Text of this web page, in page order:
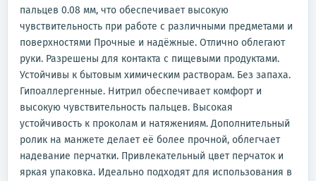
пальцев 0.08 мм, что обеспечивает высокую
чувствительность при работе с различными предметами и
поверхностями Прочные и надёжные. Отлично облегают
руки. Разрешены для контакта с пищевыми продуктами.
Устойчивы к бытовым химическим растворам. Без запаха.
Гипоаллергенные. Нитрил обеспечивает комфорт и
высокую чувствительность пальцев. Высокая
устойчивость к проколам и натяжениям. Дополнительный
ролик на манжете делает её более прочной, облегчает
надевание перчатки. Привлекательный цвет перчаток и
яркая упаковка. Идеально подходят для использования в